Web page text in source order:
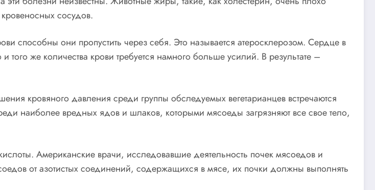
сосудов.
способны они пропустить через себя. Это называется атеросклерозом. Сердце в
того же количества крови требуется намного больше усилий. В результате –
кровяного давления среди группы обследуемых вегетарианцев встречаются
наиболее вредных ядов и шлаков, которыми мясоеды загрязняют все свое тело,
Американские врачи, исследовавшие деятельность почек мясоедов и
от азотистых соединений, содержащихся в мясе, их почки должны выполнять